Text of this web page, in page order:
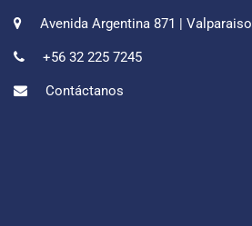
Avenida Argentina 871 | Valparaiso
+56 32 225 7245
Contáctanos